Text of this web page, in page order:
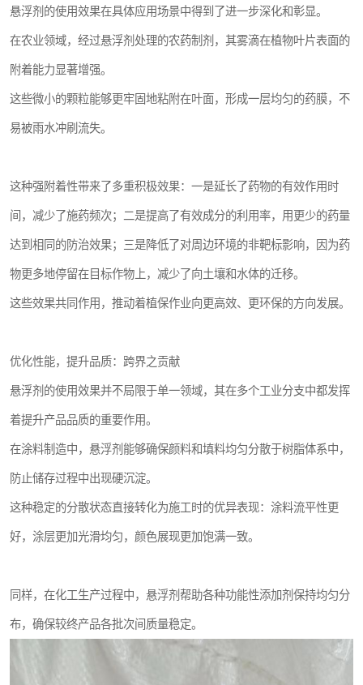
悬浮剂的使用效果在具体应用场景中得到了进一步深化和彰显。
在农业领域，经过悬浮剂处理的农药制剂，其雾滴在植物叶片表面的
附着能力显著增强。
这些微小的颗粒能够更牢固地粘附在叶面，形成一层均匀的药膜，不
易被雨水冲刷流失。
这种强附着性带来了多重积极效果：一是延长了药物的有效作用时
间，减少了施药频次；二是提高了有效成分的利用率，用更少的药量
达到相同的防治效果；三是降低了对周边环境的非靶标影响，因为药
物更多地停留在目标作物上，减少了向土壤和水体的迁移。
这些效果共同作用，推动着植保作业向更高效、更环保的方向发展。
优化性能，提升品质：跨界之贡献
悬浮剂的使用效果并不局限于单一领域，其在多个工业分支中都发挥
着提升产品品质的重要作用。
在涂料制造中，悬浮剂能够确保颜料和填料均匀分散于树脂体系中，
防止储存过程中出现硬沉淀。
这种稳定的分散状态直接转化为施工时的优异表现：涂料流平性更
好，涂层更加光滑均匀，颜色展现更加饱满一致。
同样，在化工生产过程中，悬浮剂帮助各种功能性添加剂保持均匀分
布，确保较终产品各批次间质量稳定。